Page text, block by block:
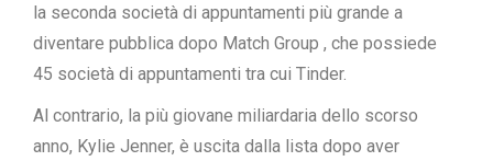
la seconda società di appuntamenti più grande a
diventare pubblica dopo Match Group , che possiede
45 società di appuntamenti tra cui Tinder.
Al contrario, la più giovane miliardaria dello scorso
anno, Kylie Jenner, è uscita dalla lista dopo aver